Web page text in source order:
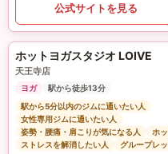
公式サイトを見る
ホットヨガスタジオ LOIVE
天王寺店
ヨガ
駅から徒歩13分
駅から5分以内のジムに通いたい人
女性専用ジムに通いたい人
姿勢・腰痛・肩こりが気になる人
ホ
ストレスを解消したい人
グループレ